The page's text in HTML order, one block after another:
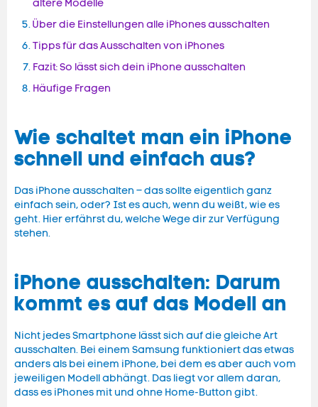
ältere Modelle
Über die Einstellungen alle iPhones ausschalten
Tipps für das Ausschalten von iPhones
Fazit: So lässt sich dein iPhone ausschalten
Häufige Fragen
Wie schaltet man ein iPhone
schnell und einfach aus?
Das iPhone ausschalten – das sollte eigentlich ganz
einfach sein, oder? Ist es auch, wenn du weißt, wie es
geht. Hier erfährst du, welche Wege dir zur Verfügung
stehen.
iPhone ausschalten: Darum
kommt es auf das Modell an
Nicht jedes Smartphone lässt sich auf die gleiche Art
ausschalten. Bei einem Samsung funktioniert das etwas
anders als bei einem iPhone, bei dem es aber auch vom
jeweiligen Modell abhängt. Das liegt vor allem daran,
dass es iPhones mit und ohne Home-Button gibt.